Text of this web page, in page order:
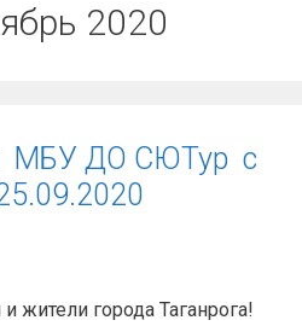
2020
МБУ ДО СЮТур с
города Таганрога!